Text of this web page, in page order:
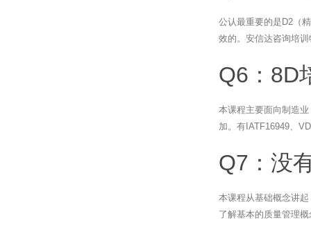
公认最重要的是D2（
效的。安信达咨询培
Q6：8D
本课程主要面向制造
加。有IATF16949、
Q7：没
本课程从基础概念讲
了解基本的质量管理